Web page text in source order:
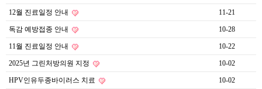
12월 진료일정 안내 11-21
독감 예방접종 안내 10-28
11월 진료일정 안내 10-22
2025년 그린처방의원 지정 10-02
HPV인유두종바이러스 치료 10-02